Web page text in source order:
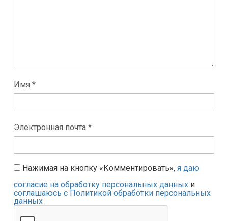
Имя *
Электронная почта *
Нажимая на кнопку «Комментировать», я даю
согласие на обработку персональных данных и
соглашаюсь с Политикой обработки персональных
данных